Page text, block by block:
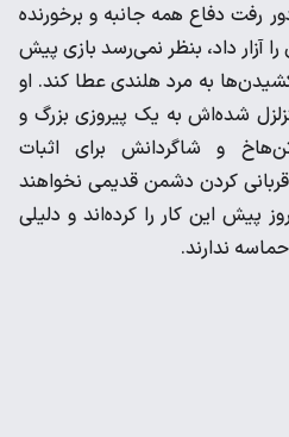
رفت دفاع همه جانبه و برخورنده
آزار داد، بنظر نمی‌رسد بازی پیش
به مرد هلندی عطا کند. او
شده‌اش به یک پیروزی بزرگ و
و شاگردانش برای اثبات
کردن دشمن قدیمی نخواهند
داشت. آنها یک‌بار همین ۲۰ روز پیش این کار را کرده‌اند و دلیلی
حماسه ندارند.